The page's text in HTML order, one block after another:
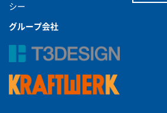
シー
グループ会社